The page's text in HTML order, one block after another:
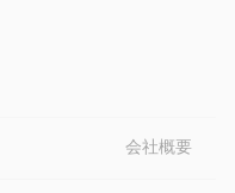
会社概要